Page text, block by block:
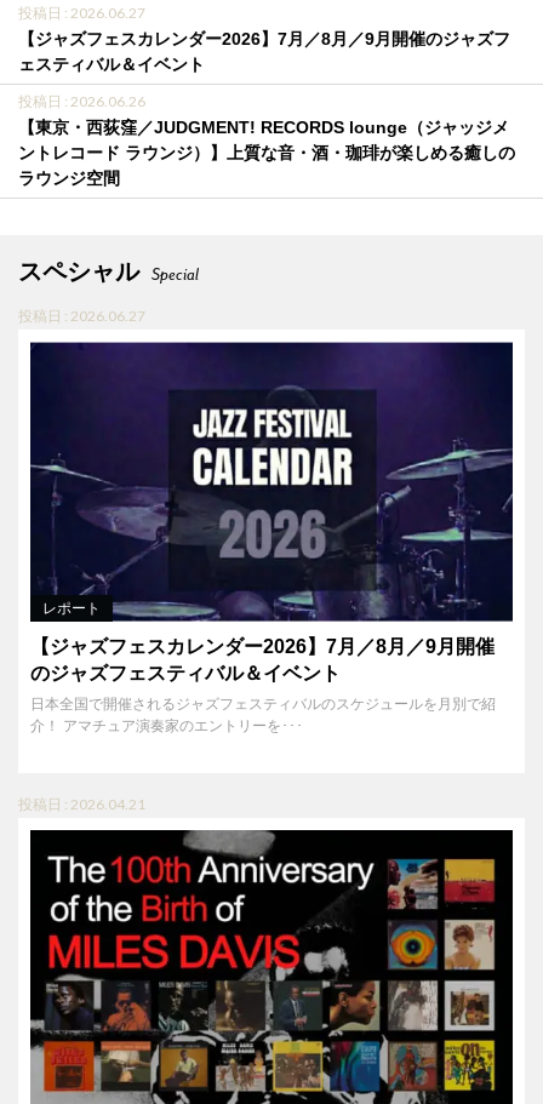
投稿日 : 2026.06.27
【ジャズフェスカレンダー2026】7月／8月／9月開催のジャズフ
ェスティバル＆イベント
投稿日 : 2026.06.26
【東京・西荻窪／JUDGMENT! RECORDS lounge（ジャッジメ
ントレコード ラウンジ）】上質な音・酒・珈琲が楽しめる癒しの
ラウンジ空間
スペシャル Special
投稿日 : 2026.06.27
レポート
【ジャズフェスカレンダー2026】7月／8月／9月開催
のジャズフェスティバル＆イベント
日本全国で開催されるジャズフェスティバルのスケジュールを月別で紹
介！ アマチュア演奏家のエントリーを･･･
投稿日 : 2026.04.21